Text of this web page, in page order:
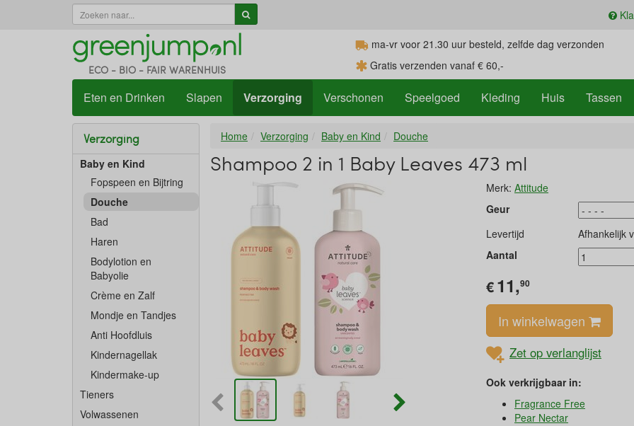
ECO - BIO - FAIR WARENHUIS
ma-vr voor 21.30 uur besteld, zelfde dag verzonden
Gratis verzenden vanaf € 60,-
Eten en Drinken Slapen Verzorging Verschonen Speelgoed Kleding Huis Tassen
Verzorging
Baby en Kind
Fopspeen en Bijtring
Douche
Bad
Haren
Bodylotion en
Babyolie
Crème en Zalf
Mondje en Tandjes
Anti Hoofdluis
Kindernagellak
Kindermake-up
Tieners
Volwassenen
Home Verzorging Baby en Kind Douche
Shampoo 2 in 1 Baby Leaves 473 ml
Merk: Attitude
Geur
Levertijd
Afhankelijk
Aantal
€11,90
In winkelwagen
Zet op verlanglijst
Ook verkrijgbaar in:
Fragrance Free
Pear Nectar